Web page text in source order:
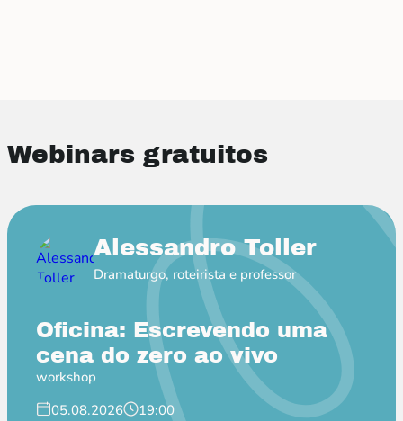
Webinars gratuitos
Alessandro Toller
Dramaturgo, roteirista e professor
Oficina: Escrevendo uma
cena do zero ao vivo
workshop
05.08.2026
19:00